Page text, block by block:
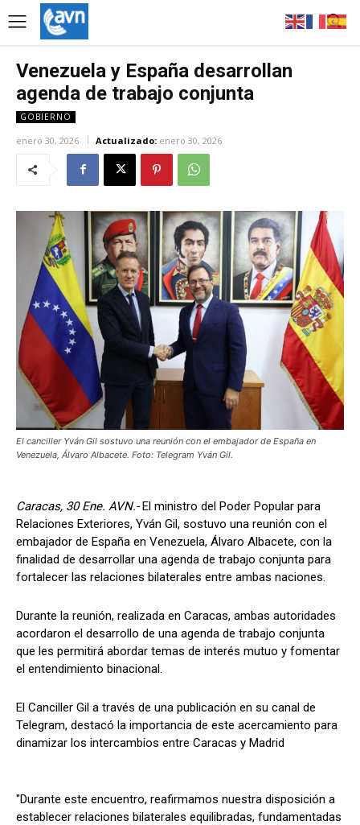
Venezuela y España desarrollan
agenda de trabajo conjunta
GOBIERNO
enero 30, 2026 Actualizado: enero 30, 2026
El canciller Yván Gil sostuvo una reunión con el embajador de España en
Venezuela, Álvaro Albacete. Foto: Telegram Yván Gil.
Caracas, 30 Ene. AVN.-El ministro del Poder Popular para
Relaciones Exteriores, Yván Gil, sostuvo una reunión con el
embajador de España en Venezuela, Álvaro Albacete, con la
finalidad de desarrollar una agenda de trabajo conjunta para
fortalecer las relaciones bilaterales entre ambas naciones.
Durante la reunión, realizada en Caracas, ambas autoridades
acordaron el desarrollo de una agenda de trabajo conjunta
que les permitirá abordar temas de interés mutuo y fomentar
el entendimiento binacional.
El Canciller Gil a través de una publicación en su canal de
Telegram, destacó la importancia de este acercamiento para
dinamizar los intercambios entre Caracas y Madrid
"Durante este encuentro, reafirmamos nuestra disposición a
establecer relaciones bilaterales equilibradas, fundamentadas